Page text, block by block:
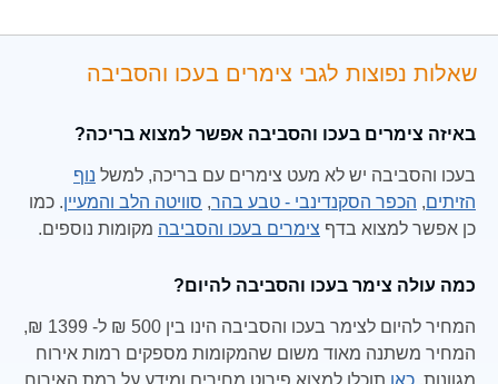
שאלות נפוצות לגבי צימרים בעכו והסביבה
באיזה צימרים בעכו והסביבה אפשר למצוא בריכה?
בעכו והסביבה יש לא מעט צימרים עם בריכה, למשל נוף
הזיתים, הכפר הסקנדינבי - טבע בהר, סוויטה הלב והמעיין. כמו
כן אפשר למצוא בדף צימרים בעכו והסביבה מקומות נוספים.
כמה עולה צימר בעכו והסביבה להיום?
המחיר להיום לצימר בעכו והסביבה הינו בין 500 ₪ ל- 1399 ₪,
המחיר משתנה מאוד משום שהמקומות מספקים רמות אירוח
מגוונות. כאן תוכלו למצוא פירוט מחירים ומידע על רמת האירוח